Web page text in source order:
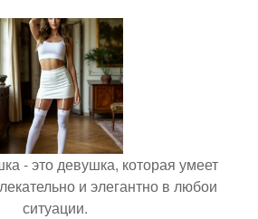
- это девушка, которая умеет
и элегантно в любои
ситуации.